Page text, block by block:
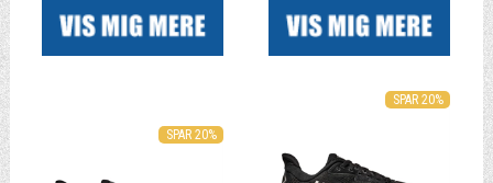
SPAR 20%
SPAR 20%